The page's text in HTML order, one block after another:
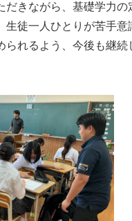
だきながら、基礎学力の
生徒一人ひとりが苦手意
られるよう、今後も継続